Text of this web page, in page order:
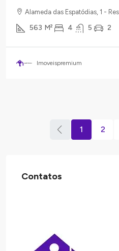
Alameda das Espatódias, 1 -
563 M² 4 5 2
Imoveispremium
1 2
Contatos